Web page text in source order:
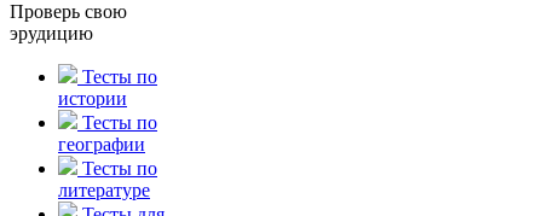
Проверь свою
эрудицию
Тесты по
истории
Тесты по
географии
Тесты по
литературе